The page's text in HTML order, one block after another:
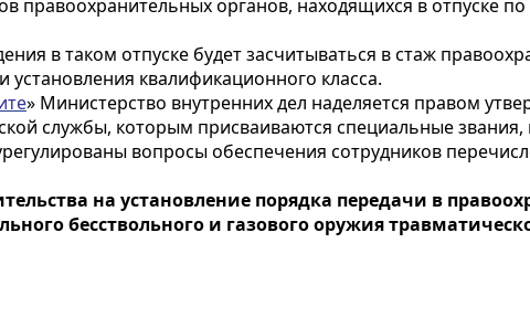
правоохранительных органов, находящихся в отпуске
в таком отпуске будет засчитываться в стаж
квалификационного класса.
» Министерство внутренних дел наделяется правом
службы, которым присваиваются специальные
вопросы обеспечения сотрудников
на установление порядка передачи в
бесствольного и газового оружия